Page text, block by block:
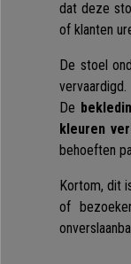
dat deze
of klanten
De stoel
De
kleuren
behoeften
Kortom, dit
of